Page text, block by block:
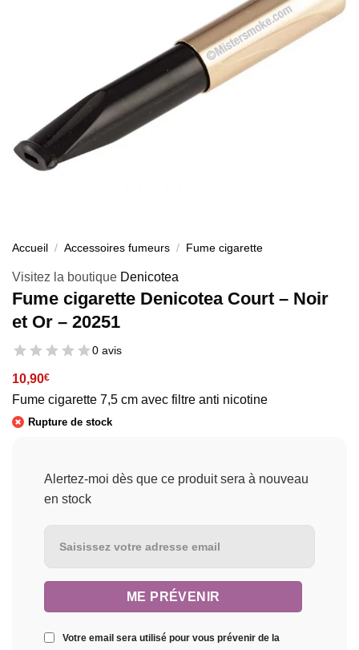
Accueil / Accessoires fumeurs / Fume cigarette
Visitez la boutique Denicotea
Fume cigarette Denicotea Court – Noir
et Or – 20251
0 avis
10,90€
Fume cigarette 7,5 cm avec filtre anti nicotine
Rupture de stock
Alertez-moi dès que ce produit sera à nouveau
en stock
Votre email sera utilisé pour vous prévenir de la